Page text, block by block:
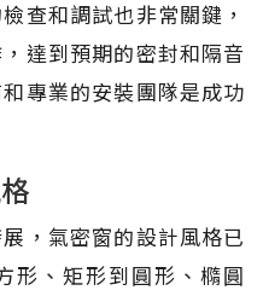
查和調試也非常關鍵，
達到預期的密封和隔音
專業的安裝團隊是成功
，氣密窗的設計風格已
形、矩形到圓形、橢圓